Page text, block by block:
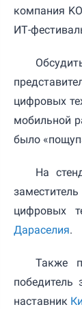
компания
ИТ-
цифровых
мобильной
было
На
цифровых
Дараселия.
Также
наставник